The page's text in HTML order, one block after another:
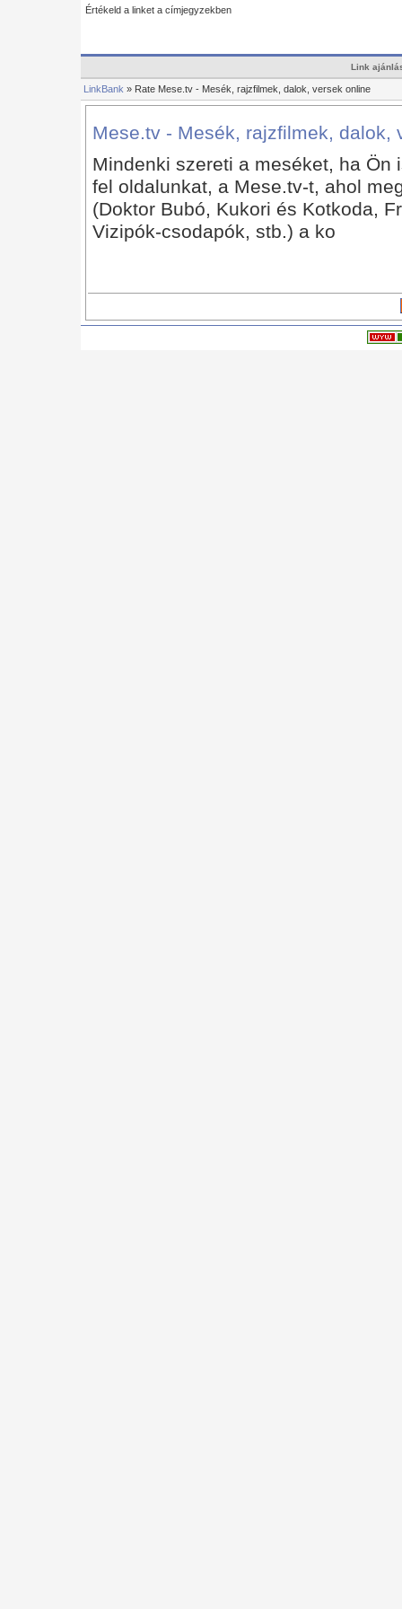
Értékeld a linket a címjegyzekben
Link
LinkBank » Rate Mese.tv - Mesék, rajzfilmek, dalok, versek online
Mese.tv - Mesék, rajzfilmek, dalok,
Mindenki szereti a meséket, ha
fel oldalunkat, a Mese.tv-t, ahol
(Doktor Bubó, Kukori és Kotkoda,
Vizipók-csodapók, stb.) a ko